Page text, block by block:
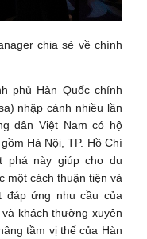
chia sẻ về chính
phủ Hàn Quốc chính
nhập cảnh nhiều lần
dân Việt Nam có hộ
Hà Nội, TP. Hồ Chí
phá này giúp cho du
một cách thuận tiện và
đáp ứng nhu cầu của
khách thường xuyên
tầm vị thế của Hàn